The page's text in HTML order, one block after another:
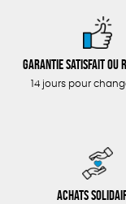
Garantie satisfait ou
14 jours pour
Achats